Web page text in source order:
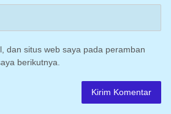
dan situs web saya pada peramban
berikutnya.